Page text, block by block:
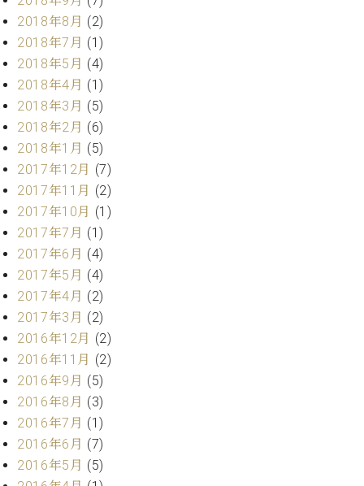
子
工
房
ブ
ロ
ア
ク
セ
ス
お
い
合
わ
せ
ア
ー
テ
ィ
ス
ト
カ
ス
タ
2018年8月 (2)
2018年7月 (1)
2018年5月 (4)
2018年4月 (1)
2018年3月 (5)
2018年2月 (6)
2018年1月 (5)
2017年12月 (7)
2017年11月 (2)
2017年10月 (1)
2017年7月 (1)
2017年6月 (4)
2017年5月 (4)
2017年4月 (2)
2017年3月 (2)
2016年12月 (2)
2016年11月 (2)
2016年9月 (5)
2016年8月 (3)
2016年7月 (1)
2016年6月 (7)
2016年5月 (5)